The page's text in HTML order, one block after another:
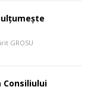
GROSU
Consiliului